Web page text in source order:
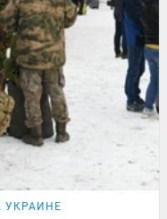
УКРАИНЕ